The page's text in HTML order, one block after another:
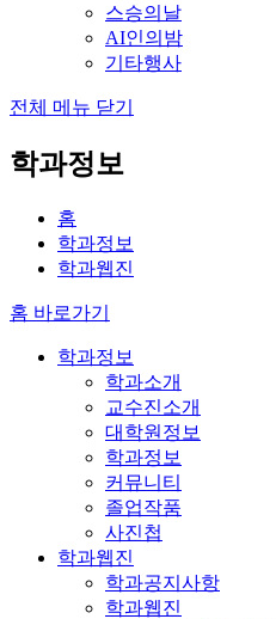
스승의날
AI인의밤
기타행사
전체 메뉴 닫기
학과정보
홈
학과정보
학과웹진
홈 바로가기
학과정보
학과소개
교수진소개
대학원정보
학과정보
커뮤니티
졸업작품
사진첩
학과웹진
학과공지사항
학과웹진